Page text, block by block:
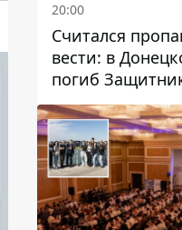
20:00
Считался
вести: в
погиб
Каменского
Красовский